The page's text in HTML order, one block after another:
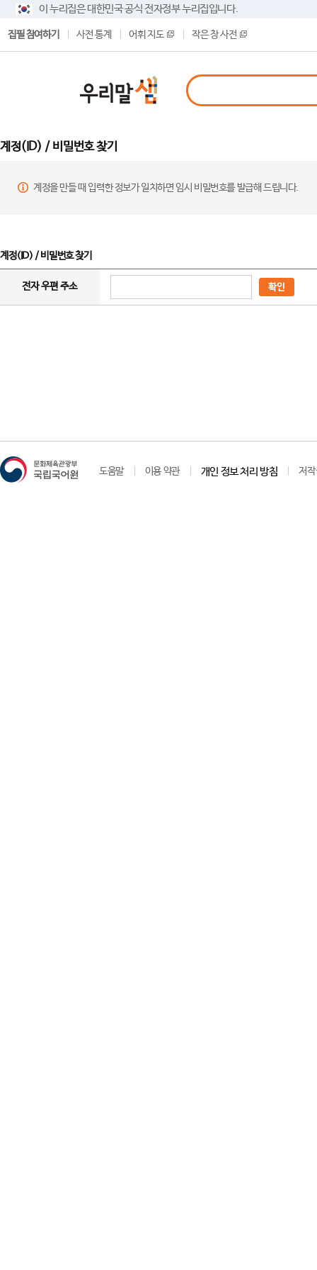
이 누리집은 대한민국 공식 전자정부 누리집입니다.
집필 참여하기 사전 통계 어휘 지도 작은 창 사전
계정(ID) / 비밀번호 찾기
계정을 만들 때 입력한 정보가 일치하면 임시 비밀번호를 발급해 드립니다.
계정(ID) / 비밀번호 찾기
전자 우편 주소 확인
도움말 이용 약관 개인 정보 처리 방침 저